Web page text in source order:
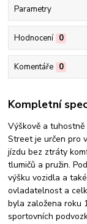
Parametry
Hodnocení 0
Komentáře 0
Kompletní
Výškově a
Street je určen pro
jízdu bez ztráty
tlumičů a pružin.
výšku vozidla a
ovladatelnost a
byla založena roku
sportovních